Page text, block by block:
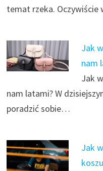
temat rzeka.
Jak
nam
Jak
nam latami? W
poradzić sobie…
Jak